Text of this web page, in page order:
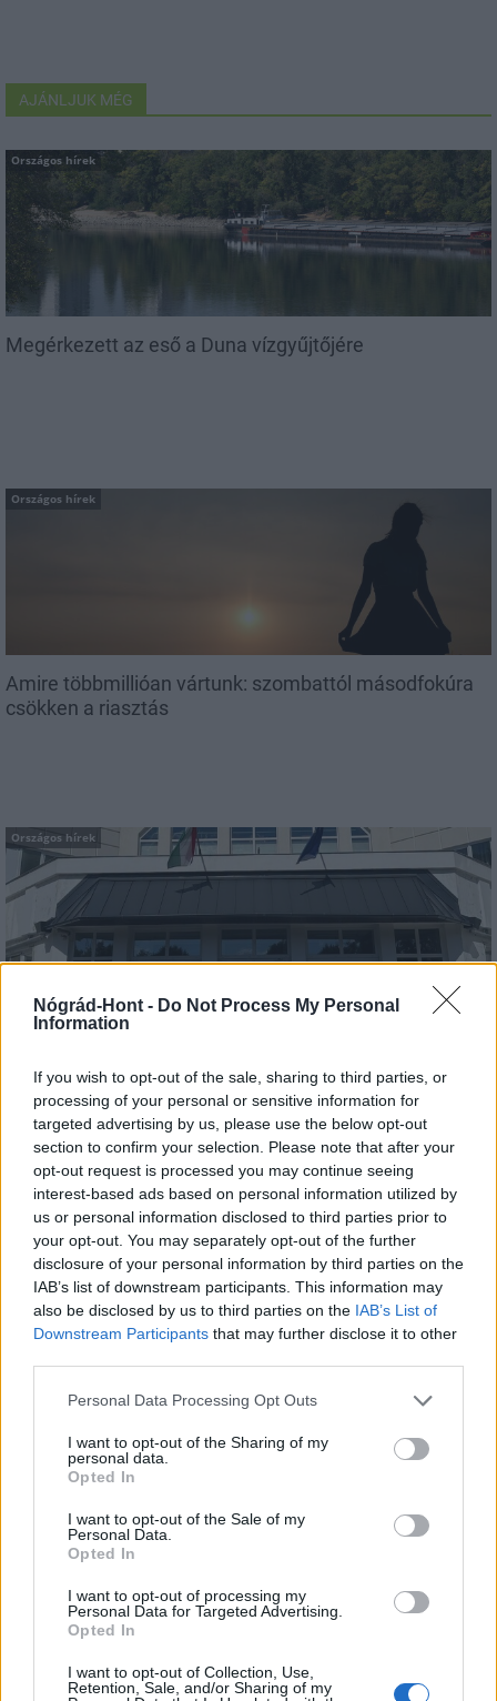
Nógrád-Hont - Do Not Process My Personal
Information
If you wish to opt-out of the sale, sharing to third parties, or
processing of your personal or sensitive information for
targeted advertising by us, please use the below opt-out
section to confirm your selection. Please note that after your
opt-out request is processed you may continue seeing
interest-based ads based on personal information utilized by
us or personal information disclosed to third parties prior to
your opt-out. You may separately opt-out of the further
disclosure of your personal information by third parties on the
IAB’s list of downstream participants. This information may
also be disclosed by us to third parties on the IAB’s List of
Downstream Participants that may further disclose it to other
Please note that this website/app uses one or more Google
not limited to your visit or usage behaviour. You may click to
grant or deny consent to Google and its third-party tags to
use your data for below specified purposes in below Google
consent section.
Personal Data Processing Opt Outs
I want to opt-out of the Sharing of my
personal data.
Opted In
I want to opt-out of the Sale of my
Personal Data.
Opted In
I want to opt-out of processing my
Personal Data for Targeted Advertising.
Opted In
I want to opt-out of Collection, Use,
Retention, Sale, and/or Sharing of my
AJÁNLJUK MÉG
Országos hírek
Megérkezett az eső a Duna vízgyűjtőjére
Országos hírek
Amire többmillióan vártunk: szombattól másodfokúra
csökken a riasztás
Országos hírek
Kecskeméten is szakirányú továbbképzésekkel erősít a
MAGYAR ÉPÍTŐK
Mi épül?
Város-Teampannon Kereskedelmi és Szolgáltató Kft.
parkfelújítás
Újragondolják Lipótváros rejtett, zöld parkját
Indulhat a Honvéd tér megújításának tervezése, ahol a
klímatudatos gondolkodás és a helyi identitás erősítése kerül a